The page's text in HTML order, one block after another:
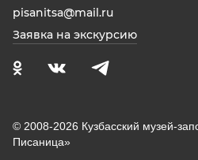
pisanitsa@mail.ru
Заявка на экскурсию
© 2008-2026 Кузбасский музей-
Писаница»